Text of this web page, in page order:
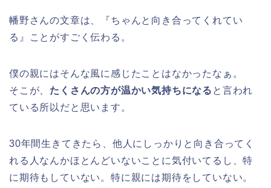
幡野さんの文章は、『ちゃんと向き合ってくれてい
る』ことがすごく伝わる。
僕の親にはそんな風に感じたことはなかったなぁ。
そこが、 たくさんの方が温かい気持ちになる と言われ
ている所以だと思います。
30年間生きてきたら、他人にしっかりと向き合ってく
れる人なんかほとんどいないことに気付いてるし、特
に期待もしていない。特に親には期待をしていない。